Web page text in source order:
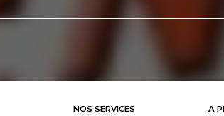
NOS SERVICES A